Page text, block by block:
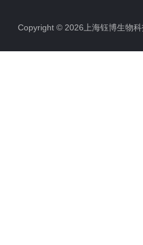
Copyright © 2026上海钰博生物